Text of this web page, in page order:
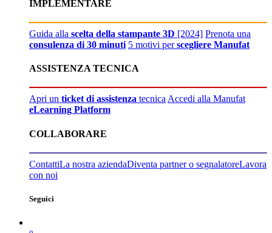
IMPLEMENTARE
Guida alla scelta della stampante 3D [2024] Prenota una
consulenza di 30 minuti 5 motivi perscegliere Manufat
ASSISTENZA TECNICA
Apri un ticket di assistenza tecnicaAccedi alla Manufat
eLearning Platform
COLLABORARE
ContattiLa nostra aziendaDiventa partner o segnalatoreLavora
con noi
Seguici